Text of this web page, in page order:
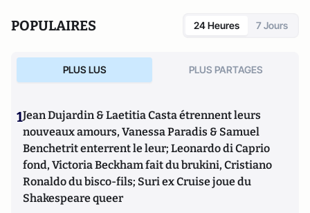
POPULAIRES 24 Heures 7 Jours
PLUS LUS PLUS PARTAGES
1Jean Dujardin & Laetitia Casta étrennent leurs
nouveaux amours, Vanessa Paradis & Samuel
Benchetrit enterrent le leur; Leonardo di Caprio
fond, Victoria Beckham fait du brukini, Cristiano
Ronaldo du bisco-fils; Suri ex Cruise joue du
Shakespeare queer